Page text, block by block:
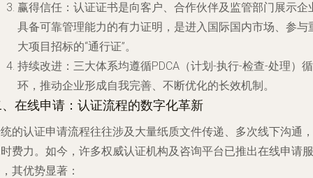
赢得信任 ：认证证书是向客户、合作伙伴及监管部门展示企
具备可靠管理能力的有力证明，是进入国际国内市场、参与
大项目招标的“通行证”。
持续改进 ：三大体系均遵循PDCA（计划-执行-检查-处理）循
环，推动企业形成自我完善、不断优化的长效机制。
在线申请：认证流程的数字化革新
的认证申请流程往往涉及大量纸质文件传递、多次线下沟通，
费力。如今，许多权威认证机构及咨询平台已推出在线申请服
其优势显著：